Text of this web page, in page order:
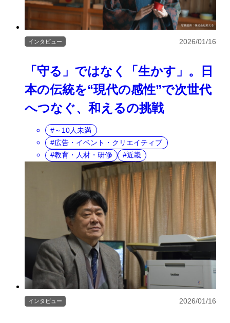
「守る」ではなく「生かす」。日
本の伝統を“現代の感性”で次世代
へつなぐ、和えるの挑戦
インタビュー 2026/01/16
～10人未満
広告・イベント・クリエイティブ
教育・人材・研修
近畿
インタビュー 2026/01/16